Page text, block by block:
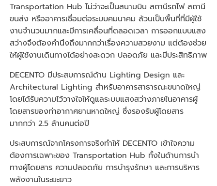
Transportation Hub ไม่ว่าจะเป็นสนามบิน สถานีรถไฟ สถานี
ขนส่ง หรืออาคารเชื่อมต่อระบบคมนาคม ล้วนเป็นพื้นที่ที่มีผู้ใช้
งานจำนวนมากและมีการเคลื่อนที่ตลอดเวลา การออกแบบแสง
สว่างจึงต้องคำนึงถึงมากกว่าเรื่องความสวยงาม แต่ต้องช่วย
ให้ผู้ใช้งานเดินทางได้อย่างสะดวก ปลอดภัย และมีประสิทธิภาพ
DECENTO มีประสบการณ์ด้าน Lighting Design และ
Architectural Lighting สำหรับอาคารสาธารณะขนาดใหญ่
โดยได้รับความไว้วางใจให้ดูแลระบบแสงสว่างภายในอาคารผู้
โดยสารของท่าอากาศยานหาดใหญ่ ซึ่งรองรับผู้โดยสาร
มากกว่า 2.5 ล้านคนต่อปี
ประสบการณ์จากโครงการจริงทำให้ DECENTO เข้าใจความ
ต้องการเฉพาะของ Transportation Hub ทั้งในด้านการนำ
ทางผู้โดยสาร ความปลอดภัย การบำรุงรักษา และการบริหาร
พลังงานในระยะยาว